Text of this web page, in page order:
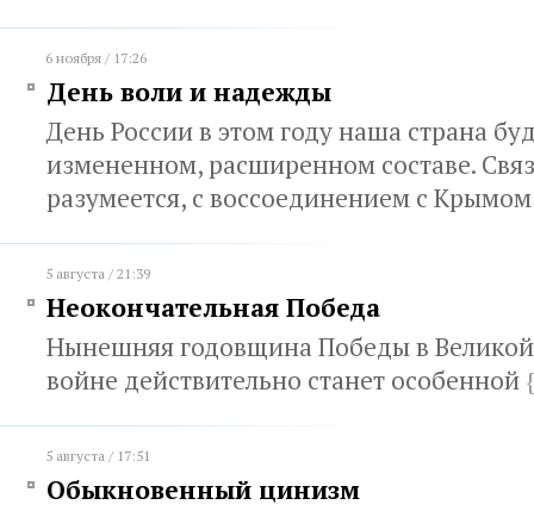
6 ноября / 17:26
День воли и надежды
День России в этом году наша страна
измененном, расширенном составе.
разумеется, с воссоединением с
5 августа / 21:39
Неокончательная Победа
Нынешняя годовщина Победы в
войне действительно станет особенной {
5 августа / 17:51
Обыкновенный цинизм